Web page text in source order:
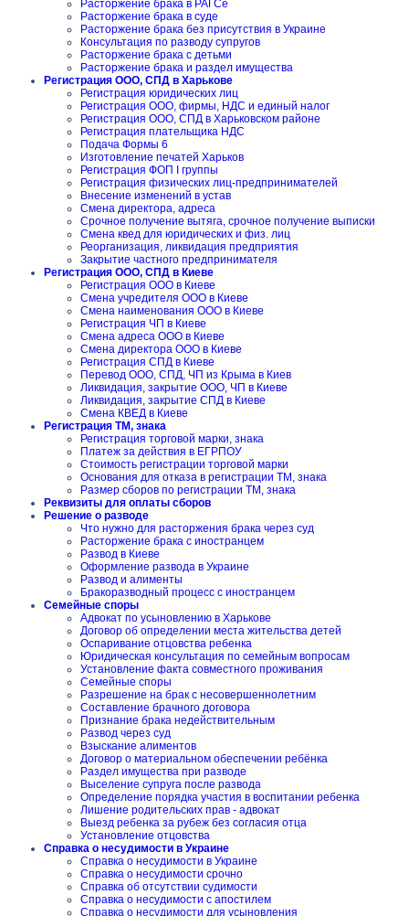
Расторжение брака в РАГСе
Расторжение брака в суде
Расторжение брака без присутствия в Украине
Консультация по разводу супругов
Расторжение брака с детьми
Расторжение брака и раздел имущества
Регистрация ООО, СПД в Харькове
Регистрация юридических лиц
Регистрация ООО, фирмы, НДС и единый налог
Регистрация ООО, СПД в Харьковском районе
Регистрация плательщика НДС
Подача Формы 6
Изготовление печатей Харьков
Регистрация ФОП I группы
Регистрация физических лиц-предпринимателей
Внесение изменений в устав
Смена директора, адреса
Срочное получение вытяга, срочное получение выписки
Смена квед для юридических и физ. лиц
Реорганизация, ликвидация предприятия
Закрытие частного предпринимателя
Регистрация ООО, СПД в Киеве
Регистрация ООО в Киеве
Смена учредителя ООО в Киеве
Смена наименования ООО в Киеве
Регистрация ЧП в Киеве
Смена адреса ООО в Киеве
Смена директора ООО в Киеве
Регистрация СПД в Киеве
Перевод ООО, СПД, ЧП из Крыма в Киев
Ликвидация, закрытие ООО, ЧП в Киеве
Ликвидация, закрытие СПД в Киеве
Смена КВЕД в Киеве
Регистрация ТМ, знака
Регистрация торговой марки, знака
Платеж за действия в ЕГРПОУ
Стоимость регистрации торговой марки
Основания для отказа в регистрации ТМ, знака
Размер сборов по регистрации ТМ, знака
Реквизиты для оплаты сборов
Решение о разводе
Что нужно для расторжения брака через суд
Расторжение брака с иностранцем
Развод в Киеве
Оформление развода в Украине
Развод и алименты
Бракоразводный процесс с иностранцем
Семейные споры
Адвокат по усыновлению в Харькове
Договор об определении места жительства детей
Оспаривание отцовства ребенка
Юридическая консультация по семейным вопросам
Установление факта совместного проживания
Семейные споры
Разрешение на брак с несовершеннолетним
Составление брачного договора
Признание брака недействительным
Развод через суд
Взыскание алиментов
Договор о материальном обеспечении ребёнка
Раздел имущества при разводе
Выселение супруга после развода
Определение порядка участия в воспитании ребенка
Лишение родительских прав - адвокат
Выезд ребенка за рубеж без согласия отца
Установление отцовства
Справка о несудимости в Украине
Справка о несудимости в Украине
Справка о несудимости срочно
Справка об отсутствии судимости
Справка о несудимости с апостилем
Справка о несудимости для усыновления